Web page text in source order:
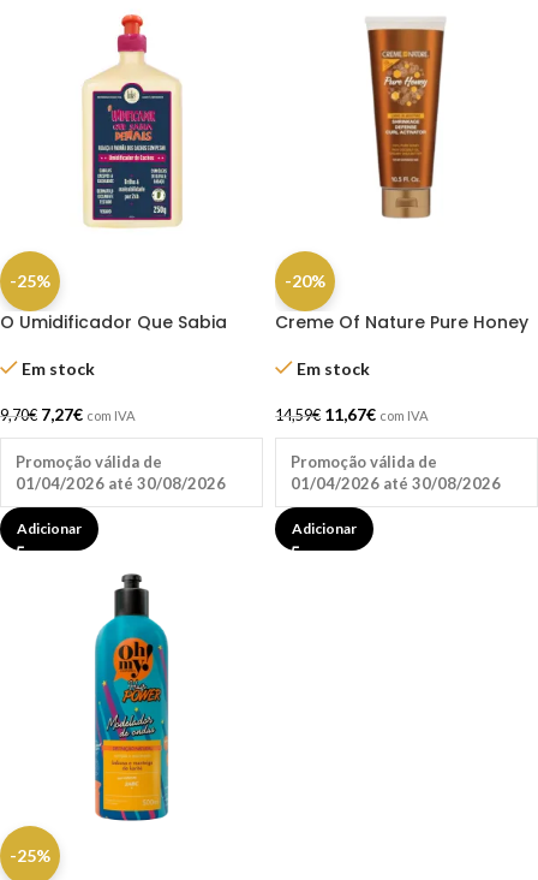
-25%
O Umidificador Que Sabia
Em stock
9,70€ 7,27€ com IVA
Promoção válida de
01/04/2026 até 30/08/2026
Adicionar
-20%
Creme Of Nature Pure Honey
Em stock
14,59€ 11,67€ com IVA
Promoção válida de
01/04/2026 até 30/08/2026
Adicionar
-25%